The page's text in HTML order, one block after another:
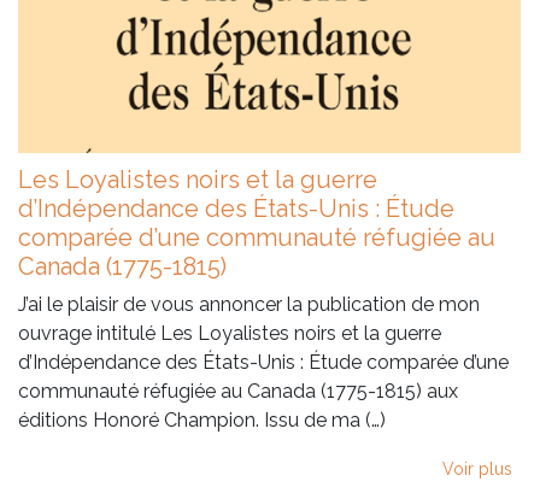
Les Loyalistes noirs et la guerre
d’Indépendance des États-Unis : Étude
comparée d’une communauté réfugiée au
Canada (1775-1815)
J’ai le plaisir de vous annoncer la publication de mon
ouvrage intitulé Les Loyalistes noirs et la guerre
d’Indépendance des États-Unis : Étude comparée d’une
communauté réfugiée au Canada (1775-1815) aux
éditions Honoré Champion. Issu de ma (…)
Voir plus